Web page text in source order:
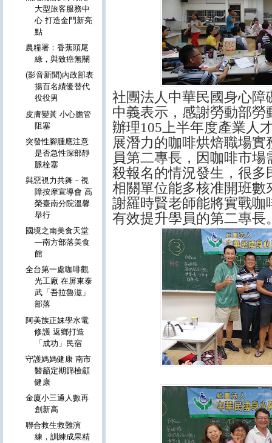
社團法人中華民國身心
中義表示，感謝勞動部
辦理105 上半年度產業人
展潛力的咖啡烘焙職場
員第二專長，因咖啡市
殺報名的情況發生，很
相關單位能多核准開班
謝羅時賢老師能將實戰
有效提升學員的第二專
大型旅客服務中
心 打造金門新亮
點
農糧署：香蕉頭尾
綠，與致癌無關
(影音新聞)內政部表
揚百名績優替代
役役男
皮膚變黃 小心膽管
阻塞
突發性腳腫應注意
是否急性深部靜
脈栓塞
與惡視力共舞－視
障按摩宣導會 高
榮臺南分院溫馨
舉行
國境之南美食天堂
—南方部落美食
館
全台第一處咖啡觀
光工廠 在屏東泰
武「吾拉魯滋」
部落
阿美族正妹學水電
修護 返鄉打造
「成功」民宿
守護媽媽健康 南市
醫籲定期篩檢顧
健康
金廈小三通人數再
創新高
聯合救生救難演
練，訓練成果精